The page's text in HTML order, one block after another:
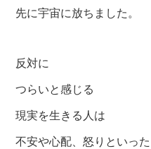
先に宇宙に放ちました。
反対に
つらいと感じる
現実を生きる人は
不安や心配、怒りといった